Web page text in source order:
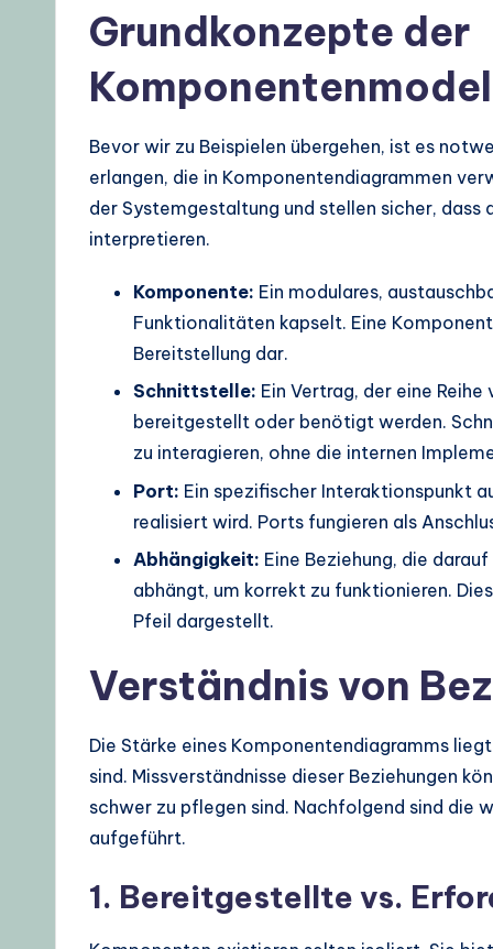
Grundkonzepte der
Bevor wir zu Beispielen übergehen, ist es
erlangen, die in Komponentendiagrammen
der Systemgestaltung und stellen sicher,
interpretieren.
Komponente: Ein modulares,
Funktionalitäten kapselt. Eine
Bereitstellung dar.
Schnittstelle: Ein Vertrag, der eine
bereitgestellt oder benötigt werden.
zu interagieren, ohne die internen
Port: Ein spezifischer Interaktionspunkt
realisiert wird. Ports fungieren als
Abhängigkeit: Eine Beziehung, die
abhängt, um korrekt zu funktionieren.
Pfeil dargestellt.
Verständnis von
Die Stärke eines Komponentendiagramms
sind. Missverständnisse dieser Beziehungen
schwer zu pflegen sind. Nachfolgend sind die
aufgeführt.
1. Bereitgestellte vs.